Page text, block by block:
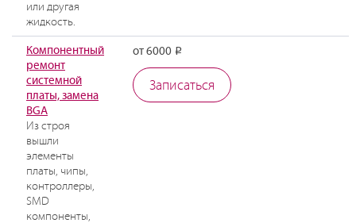
или другая
жидкость.
Компонентный
ремонт
системной
платы, замена
BGA
Из строя
вышли
элементы
платы, чипы,
контроллеры,
SMD
компоненты,
от 6000 Р
Записаться